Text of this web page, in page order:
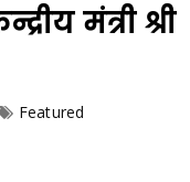
मंत्री श्री
Featured